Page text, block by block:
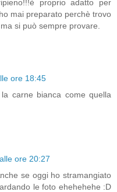
proprio adatto per
mai preparato perchè trovo
si può sempre provare.
ore 18:45
carne bianca come quella
ore 20:27
se oggi ho stramangiato
le foto ehehehehe :D